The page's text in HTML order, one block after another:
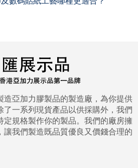
造亞加力膠製品的製造廠，為你提供
了一系列現貨產品以供採購外，我們
定規格製作你的製品。我們的廠房擁
讓我們製造既品質優良又價錢合理的